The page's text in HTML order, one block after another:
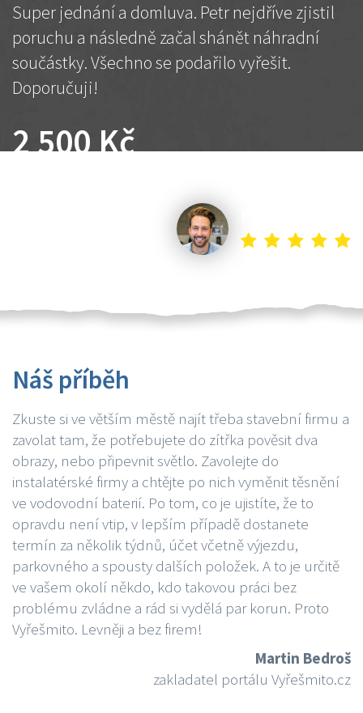
Super jednání a domluva. Petr nejdříve zjistil
poruchu a následně začal shánět náhradní
součástky. Všechno se podařilo vyřešit.
Doporučuji!
2 500 Kč
Náš příběh
Zkuste si ve větším městě najít třeba stavební firmu a
zavolat tam, že potřebujete do zítřka pověsit dva
obrazy, nebo připevnit světlo. Zavolejte do
instalatérské firmy a chtějte po nich vyměnit těsnění
ve vodovodní baterií. Po tom, co je ujistíte, že to
opravdu není vtip, v lepším případě dostanete
termín za několik týdnů, účet včetně výjezdu,
parkovného a spousty dalších položek. A to je určitě
ve vašem okolí někdo, kdo takovou práci bez
problému zvládne a rád si vydělá par korun. Proto
Vyřešmito. Levněji a bez firem!
Martin Bedroš
zakladatel portálu Vyřešmito.cz